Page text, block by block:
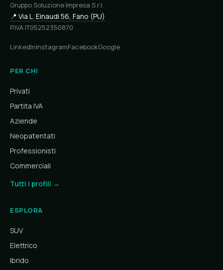
Gruppo Soluzione Impresa S.r.l.
📍 Via L. Einaudi 56, Fano (PU)
P.IVA IT05252350870
LinkedInInstagramFacebookGoogle
PER CHI
Privati
Partita IVA
Aziende
Neopatentati
Professionisti
Commerciali
Tutti i profili →
ESPLORA
SUV
Elettrico
Ibrido